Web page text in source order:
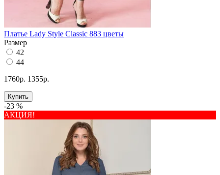
Платье Lady Style Classic 883 цветы
Размер
42
44
1760р. 1355р.
Купить
-23 %
АКЦИЯ!